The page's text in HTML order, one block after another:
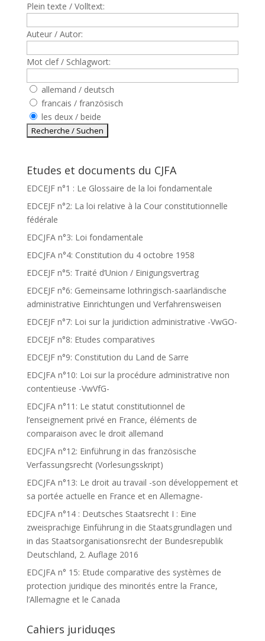
Plein texte / Volltext:
Auteur / Autor:
Mot clef / Schlagwort:
allemand / deutsch
francais / französisch
les deux / beide
Etudes et documents du CJFA
EDCEJF n°1 : Le Glossaire de la loi fondamentale
EDCEJF n°2: La loi relative à la Cour constitutionnelle
fédérale
EDCJFA n°3: Loi fondamentale
EDCJFA n°4: Constitution du 4 octobre 1958
EDCEJF n°5: Traité d’Union / Einigungsvertrag
EDCEJF n°6: Gemeinsame lothringisch-saarländische
administrative Einrichtungen und Verfahrensweisen
EDCEJF n°7: Loi sur la juridiction administrative -VwGO-
EDCEJF n°8: Etudes comparatives
EDCEJF n°9: Constitution du Land de Sarre
EDCJFA n°10: Loi sur la procédure administrative non
contentieuse -VwVfG-
EDCJFA n°11: Le statut constitutionnel de
l’enseignement privé en France, éléments de
comparaison avec le droit allemand
EDCJFA n°12: Einführung in das französische
Verfassungsrecht (Vorlesungsskript)
EDCJFA n°13: Le droit au travail -son développement et
sa portée actuelle en France et en Allemagne-
EDCJFA n°14 : Deutsches Staatsrecht I : Eine
zweisprachige Einführung in die Staatsgrundlagen und
in das Staatsorganisationsrecht der Bundesrepublik
Deutschland, 2. Auflage 2016
EDCJFA n° 15: Etude comparative des systèmes de
protection juridique des minorités entre la France,
l’Allemagne et le Canada
Cahiers juriduqes